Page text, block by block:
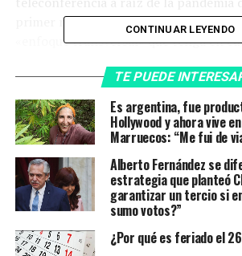
primer mandatario dijo que el desafío
«enfoque transversal» que tenga en
especialmente «la dimensión de
Fernández hizo hincapié y pidió un
«por parte de los países desarrollados
los recursos técnicos y financierospara
esfuerzos contra el cambio climático
todos» pero que tiene «peores
«los sectores más vulnerables».
Las palabras del Presidente fueron en
CONTINUAR LEYENDO
TE PUEDE
Es argentina, fue
Hollywood y ahora vive
Marruecos: “Me fui de
Alberto Fernández se
estrategia que planteó
garantizar un tercio si
sumo votos?”
¿Por qué es feriado el